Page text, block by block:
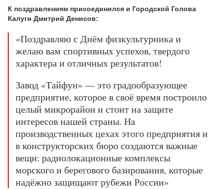
К поздравлениям присоединился и Городской Голова
Калуги Дмитрий Денисов:
«Поздравляю с Днём физкультурника и
желаю вам спортивных успехов, твердого
характера и отличных результатов!
Завод «Тайфун» — это градообразующее
предприятие, которое в своё время построило
целый микрорайон и стоит на защите
интересов нашей страны. На
производственных цехах этого предприятия и
в конструкторских бюро создаются важные
вещи: радиолокационные комплексы
морского и берегового базирования, которые
надёжно защищают рубежи России»